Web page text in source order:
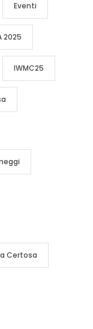
Eventi
2025
IWMC25
Certosa